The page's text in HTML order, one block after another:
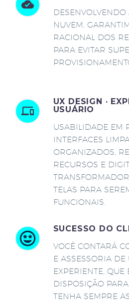
DESENVOLVENDO
NUVEM,
RACIONAL DOS
PARA EVITAR
UX DESIGN ·
USUÁRIO
USABILIDADE EM
INTERFACES
ORGANIZADOS,
RECURSOS E
TELAS PARA
FUNCIONAIS.
SUCESSO DO
VOCÊ CONTARÁ
E ASSESSORIA
EXPERIENTE, QUE
DISPOSIÇÃO
TENHA SEMPRE